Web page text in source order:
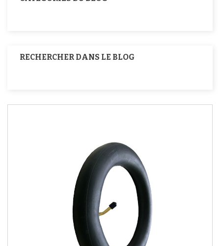
RECHERCHER DANS LE BLOG